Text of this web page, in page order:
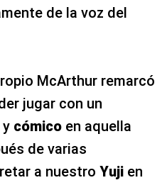
de la voz del
McArthur remarcó
jugar con un
y cómico en aquella
de varias
a nuestro Yuji en